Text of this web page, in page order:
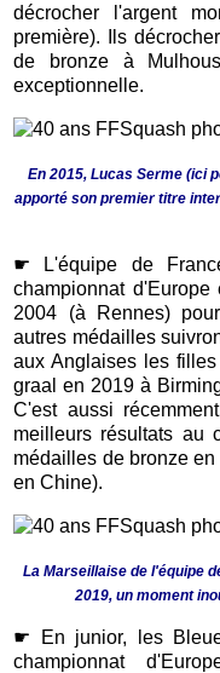
décrocher l'argent
première). Ils
de bronze à
exceptionnelle.
En 2015, Lucas Serme (ici
apporté son premier titre
☛
L'équipe de
championnat
2004 (à Rennes)
autres médailles
aux Anglaises les
graal en 2019 à
C'est aussi
meilleurs résultats au
médailles de bronze
en Chine).
La Marseillaise de l'équipe
2019, un moment
☛
En junior, les
championnat